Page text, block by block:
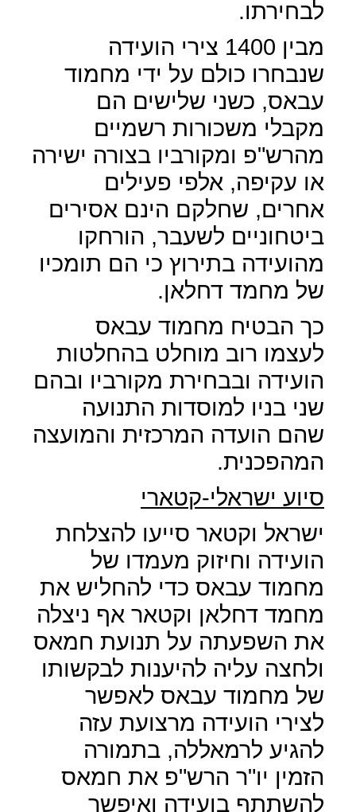
לבחירתו.
מבין 1400 צירי הועידה
שנבחרו כולם על ידי מחמוד
עבאס, כשני שלישים הם
מקבלי משכורות רשמיים
מהרש"פ ומקורביו בצורה ישירה
או עקיפה, אלפי פעילים
אחרים, שחלקם הינם אסירים
ביטחוניים לשעבר, הורחקו
מהועידה בתירוץ כי הם תומכיו
של מחמד דחלאן.
כך הבטיח מחמוד עבאס
לעצמו רוב מוחלט בהחלטות
הועידה ובבחירת מקורביו ובהם
שני בניו למוסדות התנועה
שהם הועדה המרכזית והמועצה
המהפכנית.
סיוע ישראלי-קטארי
ישראל וקטאר סייעו להצלחת
הועידה וחיזוק מעמדו של
מחמוד עבאס כדי להחליש את
מחמד דחלאן וקטאר אף ניצלה
את השפעתה על תנועת חמאס
ולחצה עליה להיענות לבקשותו
של מחמוד עבאס לאפשר
לצירי הועידה מרצועת עזה
להגיע לרמאללה, בתמורה
הזמין יו"ר הרש"פ את חמאס
להשתתף בועידה ואיפשר